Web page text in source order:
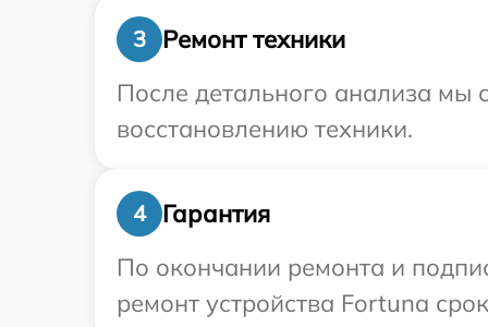
3
Ремонт техники
После детального анализа мы
восстановлению техники.
4
Гарантия
По окончании ремонта и
ремонт устройства Fortuna